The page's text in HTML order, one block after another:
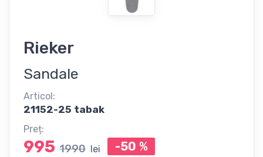
Rieker
Sandale
Articol:
21152-25 tabak
Preț:
995 1990 lei -50 %